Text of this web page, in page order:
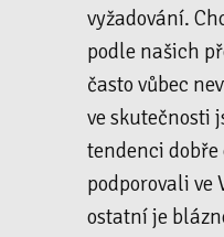
vyžadování.
podle našich
často vůbec
ve skutečnosti
tendenci dobře
podporovali ve
ostatní je